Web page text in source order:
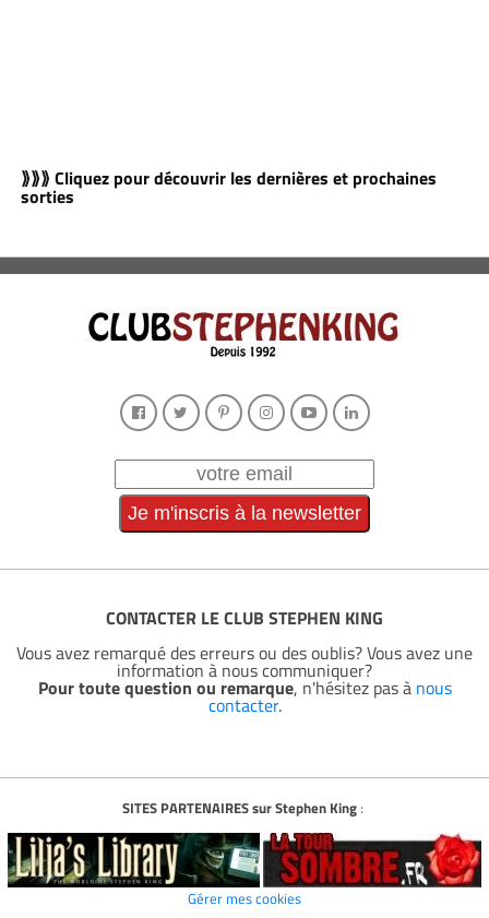
⟫⟫⟫ Cliquez pour découvrir les dernières et prochaines
sorties
CONTACTER LE CLUB STEPHEN KING
Vous avez remarqué des erreurs ou des oublis? Vous avez une
information à nous communiquer?
Pour toute question ou remarque, n'hésitez pas à nous
contacter.
SITES PARTENAIRES sur Stephen King:
Gérer mes cookies